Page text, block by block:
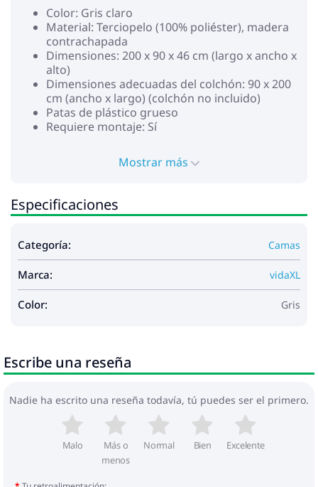
Color: Gris claro
Material: Terciopelo (100% poliéster), madera
contrachapada
Dimensiones: 200 x 90 x 46 cm (largo x ancho x
alto)
Dimensiones adecuadas del colchón: 90 x 200
cm (ancho x largo) (colchón no incluido)
Patas de plástico grueso
Requiere montaje: Sí
Mostrar más
Especificaciones
Categoría: Camas
Marca: vidaXL
Color: Gris
Escribe una reseña
Nadie ha escrito una reseña todavía, tú puedes ser el primero.
Malo
Más o
menos
Normal Bien Excelente